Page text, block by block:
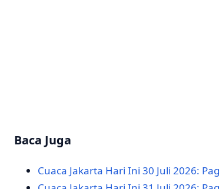
Baca Juga
Cuaca Jakarta Hari Ini 30 Juli 2026: